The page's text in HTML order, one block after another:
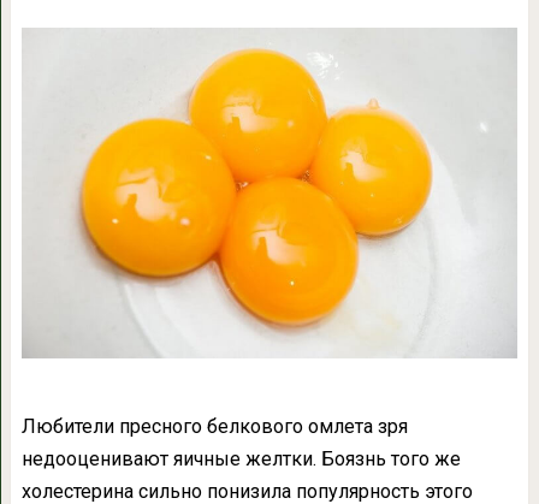
Любители пресного белкового омлета зря
недооценивают яичные желтки. Боязнь того же
холестерина сильно понизила популярность этого